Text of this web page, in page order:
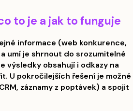
to je a jak to funguje
informace (web konkurence,
umí je shrnout do srozumitelné
výsledky obsahují i odkazy na
U pokročilejších řešení je možné
záznamy z poptávek) a spojit